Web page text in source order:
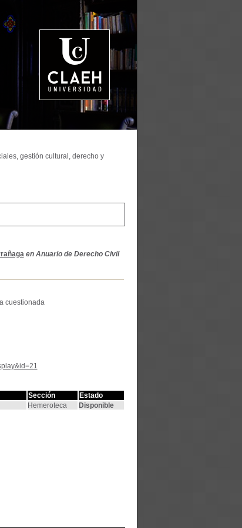
en Anuario de Derecho Civil
cuestionada
Sección
Estado
Hemeroteca Disponible
gestión cultural, derecho y